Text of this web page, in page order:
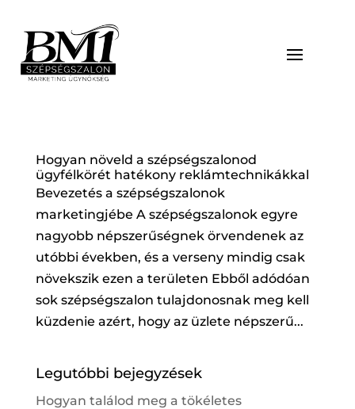
Hogyan növeld a szépségszalonod
ügyfélkörét hatékony reklámtechnikákkal
Bevezetés a szépségszalonok
marketingjébe A szépségszalonok egyre
nagyobb népszerűségnek örvendenek az
utóbbi években, és a verseny mindig csak
növekszik ezen a területen Ebből adódóan
sok szépségszalon tulajdonosnak meg kell
küzdenie azért, hogy az üzlete népszerű...
Legutóbbi bejegyzések
Hogyan találod meg a tökéletes